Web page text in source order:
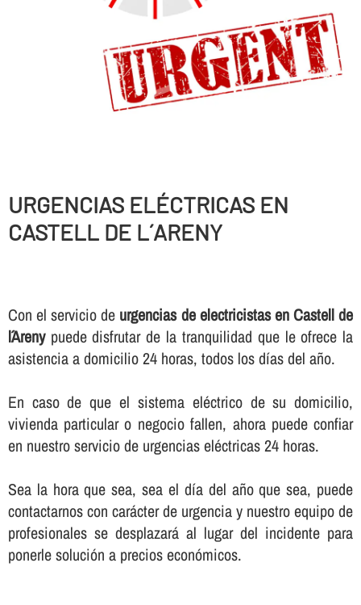
URGENCIAS ELÉCTRICAS EN
CASTELL DE L´ARENY
Con el servicio de urgencias de electricistas en Castell de
l´Arenypuede disfrutar de la tranquilidad que le ofrece la
asistencia a domicilio 24 horas, todos los dí­as del año.
En caso de que el sistema eléctrico de su domicilio,
vivienda particular o negocio fallen, ahora puede confiar
en nuestro servicio de urgencias eléctricas 24 horas.
Sea la hora que sea, sea el dí­a del año que sea, puede
contactarnos con carácter de urgencia y nuestro equipo de
profesionales se desplazará al lugar del incidente para
ponerle solución a precios económicos.